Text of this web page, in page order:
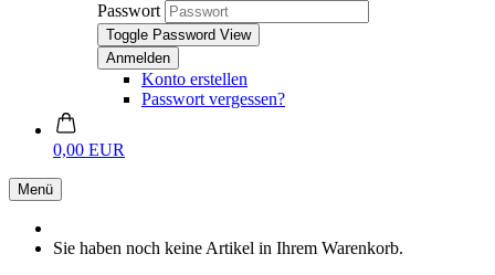
Passwort
Toggle Password View
Konto erstellen
Passwort vergessen?
0,00 EUR
Menü
Sie haben noch keine Artikel in Ihrem Warenkorb.